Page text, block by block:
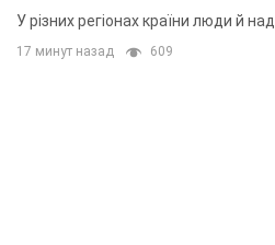
У різних регіонах країни люди й
17 минут назад 609